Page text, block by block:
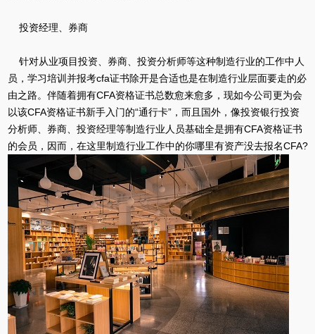
投资经理、券商
针对从业项目投资、券商、投资分析师等这种制造行业的工作中人
员，学习培训并报考cfa证书除开是合适也是在制造行业层面要走的必
由之路。伴随着拥有CFA资格证书总数愈来愈多，现如今公司更为会
以该CFA资格证书新手入门的“通行卡”，而且国外，像投资银行投资
分析师、券商、投资经理等制造行业人员基础全是拥有CFA资格证书
的会员，因而，在这里制造行业工作中的你哪里有资产没去报名CFA?